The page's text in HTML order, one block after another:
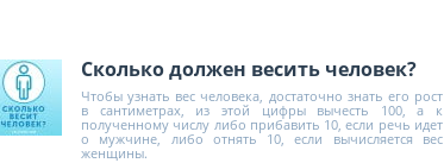
Сколько должен весить человек?
Чтобы узнать вес человека, достаточно знать его рост
в сантиметрах, из этой цифры вычесть 100, а к
полученному числу либо прибавить 10, если речь идет
о мужчине, либо отнять 10, если вычисляется вес
женщины.